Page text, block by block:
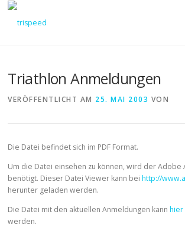
Direkt
Triathlon Anmeldungen
VERÖFFENTLICHT AM 25. MAI 2003 VON
Die Datei befindet sich im PDF Format.
Um die Datei einsehen zu können, wird der Adobe
benötigt. Dieser Datei Viewer kann beihttp://
herunter geladen werden.
Die Datei mit den aktuellen Anmeldungen kannhier
werden.